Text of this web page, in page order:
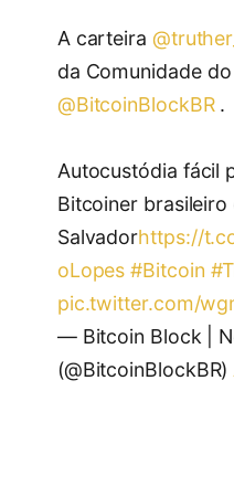
A carteira
da Comunidade do
@BitcoinBlockBR.
Autocustódia fácil
Bitcoiner brasileiro
Salvadorhttps://
oLopes #Bitcoin
pic.twitter.com/
— Bitcoin Block |
(@BitcoinBlockBR)